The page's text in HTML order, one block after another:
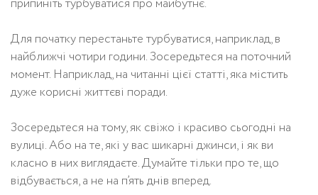
припиніть турбуватися про майбутнє.
Для початку перестаньте турбуватися, наприклад, в
найближчі чотири години. Зосередьтеся на поточний
момент. Наприклад, на читанні цієї статті, яка містить
дуже корисні життєві поради.
Зосередьтеся на тому, як свіжо і красиво сьогодні на
вулиці. Або на те, які у вас шикарні джинси, і як ви
класно в них виглядаєте. Думайте тільки про те, що
відбувається, а не на п’ять днів вперед.